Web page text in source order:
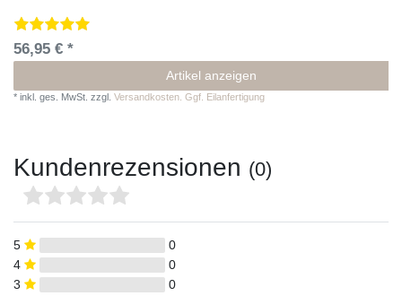
56,95 € *
Artikel anzeigen
* inkl. ges. MwSt. zzgl. Versandkosten. Ggf. Eilanfertigung
Kundenrezensionen (0)
5
0
4
0
3
0